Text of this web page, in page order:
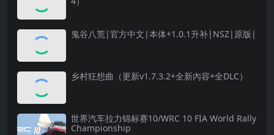
鬼谷八荒|官方中文|本体+1.0.1升补|NSZ|原版|
乡村狂想曲（更新v1.7.3.2+全新內容+全DLC）
世界汽车拉力锦标赛10/WRC 10 FIA World Rally
Championship